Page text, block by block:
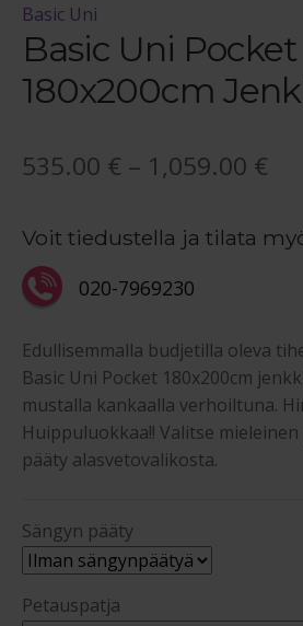
Basic Uni
Basic Uni Pocket
180x200cm
535.00 € – 1,059.00 €
-
Voit tiedustella ja tilata
020-7969230
Edullisemmalla budjetilla oleva
Basic Uni Pocket 180x200cm
mustalla kankaalla verhoiltuna.
Huippuluokkaa!! Valitse
pääty alasvetovalikosta.
Sängyn pääty
Petauspatja